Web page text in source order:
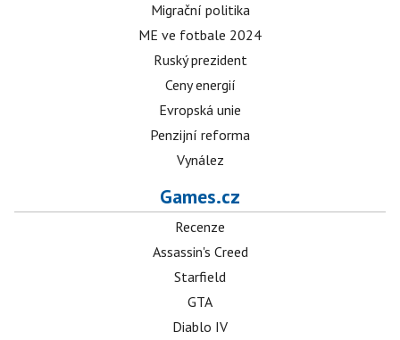
Migrační politika
ME ve fotbale 2024
Ruský prezident
Ceny energií
Evropská unie
Penzijní reforma
Vynález
Games.cz
Recenze
Assassin's Creed
Starfield
GTA
Diablo IV